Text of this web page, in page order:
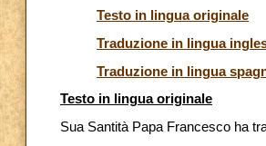
Testo in lingua originale
Traduzione in lingua
Traduzione in lingua
Testo in lingua originale
Sua Santità Papa Francesco ha